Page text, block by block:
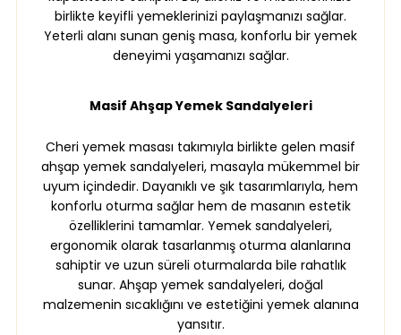
birlikte keyifli yemeklerinizi paylaşmanızı sağlar.
Yeterli alanı sunan geniş masa, konforlu bir yemek
deneyimi yaşamanızı sağlar.
Masif Ahşap Yemek Sandalyeleri
Cheri yemek masası takımıyla birlikte gelen masif
ahşap yemek sandalyeleri, masayla mükemmel bir
uyum içindedir. Dayanıklı ve şık tasarımlarıyla, hem
konforlu oturma sağlar hem de masanın estetik
özelliklerini tamamlar. Yemek sandalyeleri,
ergonomik olarak tasarlanmış oturma alanlarına
sahiptir ve uzun süreli oturmalarda bile rahatlık
sunar. Ahşap yemek sandalyeleri, doğal
malzemenin sıcaklığını ve estetiğini yemek alanına
yansıtır.